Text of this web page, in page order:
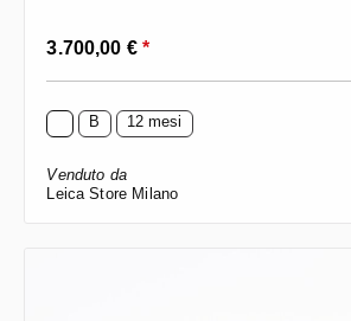
Prezzo normale:
3.700,00 €*
B 12 mesi
Venduto da
Leica Store Milano